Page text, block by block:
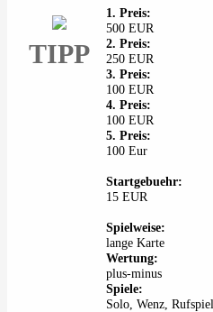
TIPP
1. Preis:
500 EUR
2. Preis:
250 EUR
3. Preis:
100 EUR
4. Preis:
100 EUR
5. Preis:
100 Eur
Startgebuehr:
15 EUR
Spielweise:
lange Karte
Wertung:
plus-minus
Spiele:
Solo, Wenz, Rufspiel